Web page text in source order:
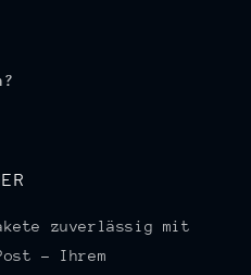
zuverlässig mit
– Ihrem